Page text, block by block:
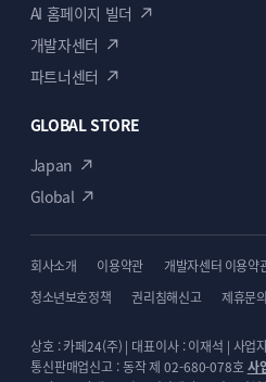
AI 홈페이지 빌더
개발자센터
파트너센터
GLOBAL STORE
Japan
Global
회사소개 이용약관 개발자센터 이용약
청소년보호정책
권리침해신고 제휴문의
상호 : 카페24(주) | 대표이사 : 이재석 | 사
통신판매업신고 : 동작 제 02-680-078호사